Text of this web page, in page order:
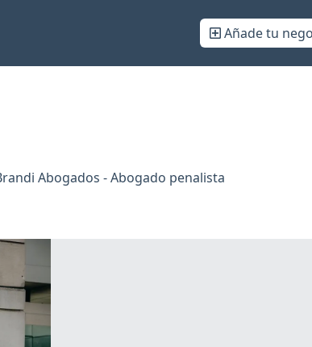
Añade tu
Abogados - Abogado penalista